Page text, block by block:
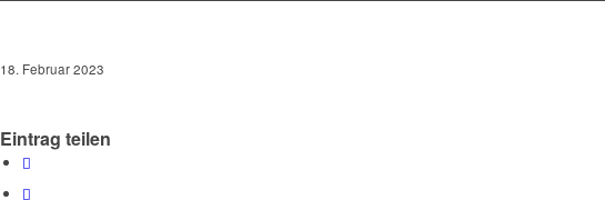
18. Februar 2023
Eintrag teilen